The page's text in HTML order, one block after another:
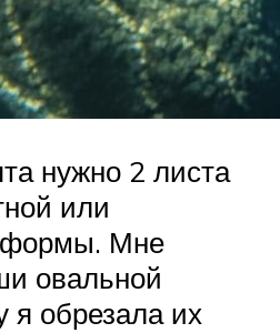
нужно 2 листа
или
формы. Мне
овальной
обрезала их